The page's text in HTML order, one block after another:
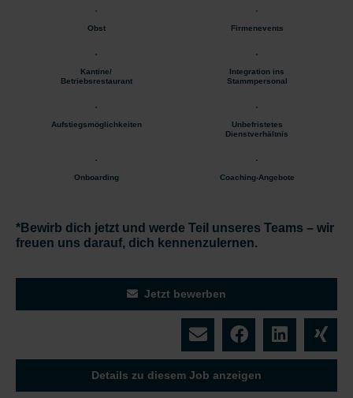
Obst Firmenevents
Kantine/
Betriebsrestaurant
Integration ins
Stammpersonal
Aufstiegsmöglichkeiten
Unbefristetes
Dienstverhältnis
Onboarding Coaching-Angebote
*Bewirb dich jetzt und werde Teil unseres Teams – wir
freuen uns darauf, dich kennenzulernen.
Jetzt bewerben
Details zu diesem Job anzeigen